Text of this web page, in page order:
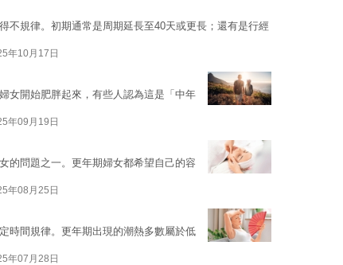
不規律。初期通常是周期延長至40天或更長；還有是行經
年10月17日
女開始肥胖起來，有些人認為這是「中年
年09月19日
的問題之一。更年期婦女都希望自己的容
年08月25日
時間規律。更年期出現的潮熱多數屬於低
年07月28日